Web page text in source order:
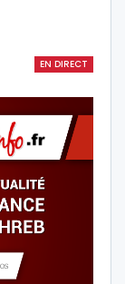
EN DIRECT